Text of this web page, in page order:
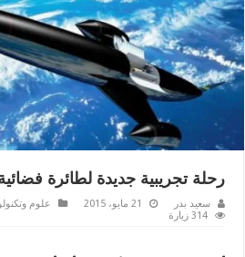
رحلة تجريبية جديدة لطائرة
سعيد بدر 21 مايو، 2015 علوم
314 زيارة